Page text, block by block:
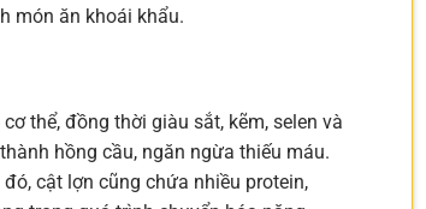
món ăn khoái khẩu.
thể, đồng thời giàu sắt, kẽm, selen và
hồng cầu, ngăn ngừa thiếu máu.
cật lợn cũng chứa nhiều protein,